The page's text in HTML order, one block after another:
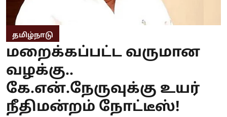
தமிழ்நாடு
மறைக்கப்பட்ட வருமான
வழக்கு..
கே.என்.நேருவுக்கு உயர்
நீதிமன்றம் நோட்டீஸ்!